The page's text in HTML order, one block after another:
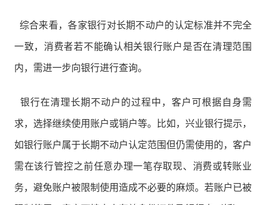
综合来看，各家银行对长期不动户的认定标准并不完全
一致，消费者若不能确认相关银行账户是否在清理范围
内，需进一步向银行进行查询。
银行在清理长期不动户的过程中，客户可根据自身需
求，选择继续使用账户或销户等。比如，兴业银行提示，
如银行账户属于长期不动户认定范围但仍需使用的，客户
需在该行管控之前任意办理一笔存取现、消费或转账业
务，避免账户被限制使用造成不必要的麻烦。若账户已被